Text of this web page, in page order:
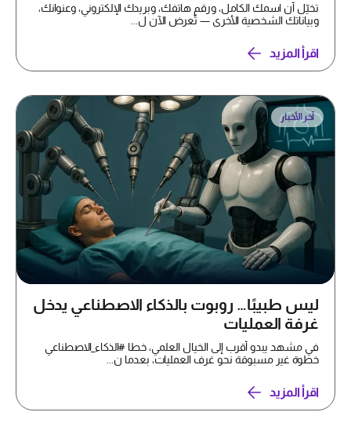
تخيّل أن اسمك الكامل، ورقم هاتفك، وبريدك الإلكتروني، وعنوانك،
وبياناتك الشخصية الأخرى — تُعرض الآن ل...
اقرأ المزيد
آخر الأخبار
ليس طبيبًا… روبوت بالذكاء الاصطناعي يدخل
غرفة العمليات
في مشهد يبدو أقرب إلى الخيال العلمي، خطا #الذكاء_الاصطناعي
خطوة غير مسبوقة نحو غرف العمليات، بعدما ن...
اقرأ المزيد